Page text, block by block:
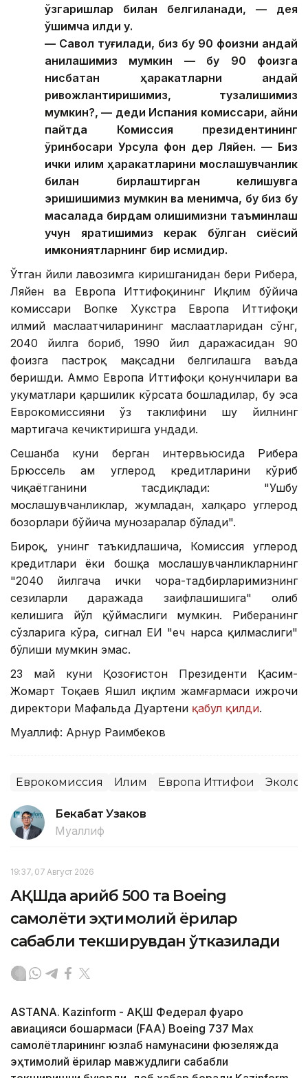
ўзгаришлар билан белгиланади, — дея
қўшимча қилди у.
— Савол туғилади, биз бу 90 фоизни қандай
аниқлашимиз мумкин — бу 90 фоизга
нисбатан ҳаракатларни қандай
ривожлантиришимиз, тузалишимиз
мумкин?, — деди Испания комиссари, айни
пайтда Комиссия президентининг
ўринбосари Урсула фон дер Ляйен. — Биз
ички иқлим ҳаракатларини мослашувчанлик
билан бирлаштирган келишувга
эришишимиз мумкин ва менимча, бу биз бу
масалада бирдам қолишимизни таъминлаш
учун яратишимиз керак бўлган сиёсий
имкониятларнинг бир қисмидир.
Ўтган йили лавозимга киришганидан бери Рибера,
Ляйен ва Европа Иттифоқининг Иқлим бўйича
комиссари Вопке Хукстра Европа Иттифоқи
илмий маслаҳатчиларининг маслаҳатларидан сўнг,
2040 йилга бориб, 1990 йил даражасидан 90
фоизга пастроқ мақсадни белгилашга ваъда
беришди. Аммо Европа Иттифоқи қонунчилари ва
ҳукуматлари қаршилик кўрсата бошладилар, бу эса
Еврокомиссияни ўз таклифини шу йилнинг
мартигача кечиктиришга ундади.
Сешанба куни берган интервьюсида Рибера
Брюссель ҳам углерод кредитларини кўриб
чиқаётганини тасдиқлади: "Ушбу
мослашувчанликлар, жумладан, халқаро углерод
бозорлари бўйича мунозаралар бўлади".
Бироқ, унинг таъкидлашича, Комиссия углерод
кредитлари ёки бошқа мослашувчанликларнинг
"2040 йилгача ички чора-тадбирларимизнинг
сезиларли даражада заифлашишига" олиб
келишига йўл қўймаслиги мумкин. Риберанинг
сўзларига кўра, сигнал ЕИ "ҳеч нарса қилмаслиги"
бўлиши мумкин эмас.
23 май куни Қозоғистон Президенти Қасим-
Жомарт Тоқаев Яшил иқлим жамғармаси ижрочи
директори Мафальда Дуартени қабул қилди.
Муаллиф: Арнур Раҳимбеков
Еврокомиссия Иқлим Европа Иттифоқи
Бекабат Узаков
Муаллиф
19:37, 07 Август 2026
АҚШда қарийб 500 та Boeing
самолёти эҳтимолий ёриқлар
сабабли текширувдан ўтказилади
ASTANA. Kazinform - АҚШ Федерал фуқаро
авиацияси бошқармаси (FAA) Boeing 737 Max
самолётларининг юзлаб намунасини фюзеляжда
эҳтимолий ёриқлар мавжудлиги сабабли